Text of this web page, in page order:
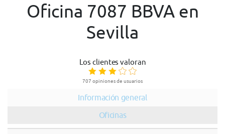
Oficina 7087 BBVA en
Sevilla
Los clientes valoran
707 opiniones de usuarios
Información general
Oficinas